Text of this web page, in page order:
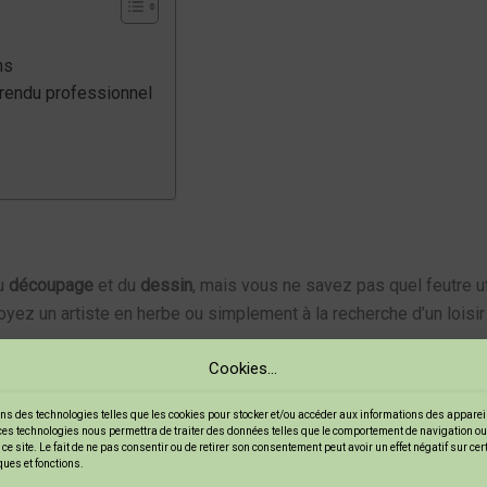
Cookies...
des technologies telles que les cookies pour stocker et/ou accéder aux informations des
technologies nous permettra de traiter des données telles que le comportement de navigation
site. Le fait de ne pas consentir ou de retirer son consentement peut avoir un effet négatif sur
et fonctions.
professionnel
découpage et du dessin, mais vous ne savez pas quel feutre
un artiste en herbe ou simplement à la recherche d’un
Chaque type de feutre a ses propres caractéristiques.
disponibles sur le marché. Nous allons voir ensemble les
vous ? Allons-y !